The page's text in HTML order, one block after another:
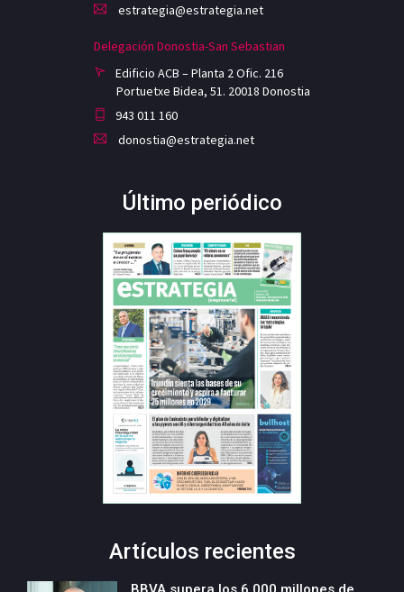
estrategia@estrategia.net
Delegación Donostia-San Sebastian
Edificio ACB – Planta 2 Ofic. 216
Portuetxe Bidea, 51. 20018 Donostia
943 011 160
donostia@estrategia.net
Último periódico
Artículos recientes